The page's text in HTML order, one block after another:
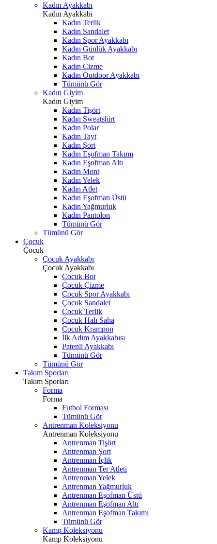
Kadın Ayakkabı
Kadın Ayakkabı
Kadın Terlik
Kadın Sandalet
Kadın Spor Ayakkabı
Kadın Günlük Ayakkabı
Kadın Bot
Kadın Çizme
Kadın Outdoor Ayakkabı
Tümünü Gör
Kadın Giyim
Kadın Giyim
Kadın Tişört
Kadın Sweatshirt
Kadın Polar
Kadın Tayt
Kadın Şort
Kadın Eşofman Takımı
Kadın Eşofman Altı
Kadın Mont
Kadın Yelek
Kadın Atlet
Kadın Eşofman Üstü
Kadın Yağmurluk
Kadın Pantolon
Tümünü Gör
Tümünü Gör
Çocuk
Çocuk
Çocuk Ayakkabı
Çocuk Ayakkabı
Çocuk Bot
Çocuk Çizme
Çocuk Spor Ayakkabı
Çocuk Sandalet
Çocuk Terlik
Çocuk Halı Saha
Çocuk Krampon
İlk Adım Ayakkabısı
Patenli Ayakkabı
Tümünü Gör
Tümünü Gör
Takım Sporları
Takım Sporları
Forma
Forma
Futbol Forması
Tümünü Gör
Antrenman Koleksiyonu
Antrenman Koleksiyonu
Antrenman Tişört
Antrenman Şort
Antrenman İçlik
Antrenman Ter Atleti
Antrenman Yelek
Antrenman Yağmurluk
Antrenman Eşofman Üstü
Antrenman Eşofman Altı
Antrenman Eşofman Takımı
Tümünü Gör
Kamp Koleksiyonu
Kamp Koleksiyonu